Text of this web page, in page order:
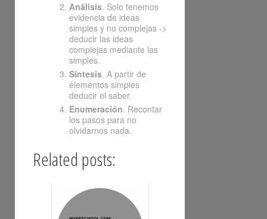
Análisis. Solo tenemos
evidencia de ideas
simples y no complejas ->
deducir las ideas
complejas mediante las
simples.
Síntesis. A partir de
elementos simples
deducir el saber.
Enumeración. Recontar
los pasos para no
olvidarnos nada.
Related posts: